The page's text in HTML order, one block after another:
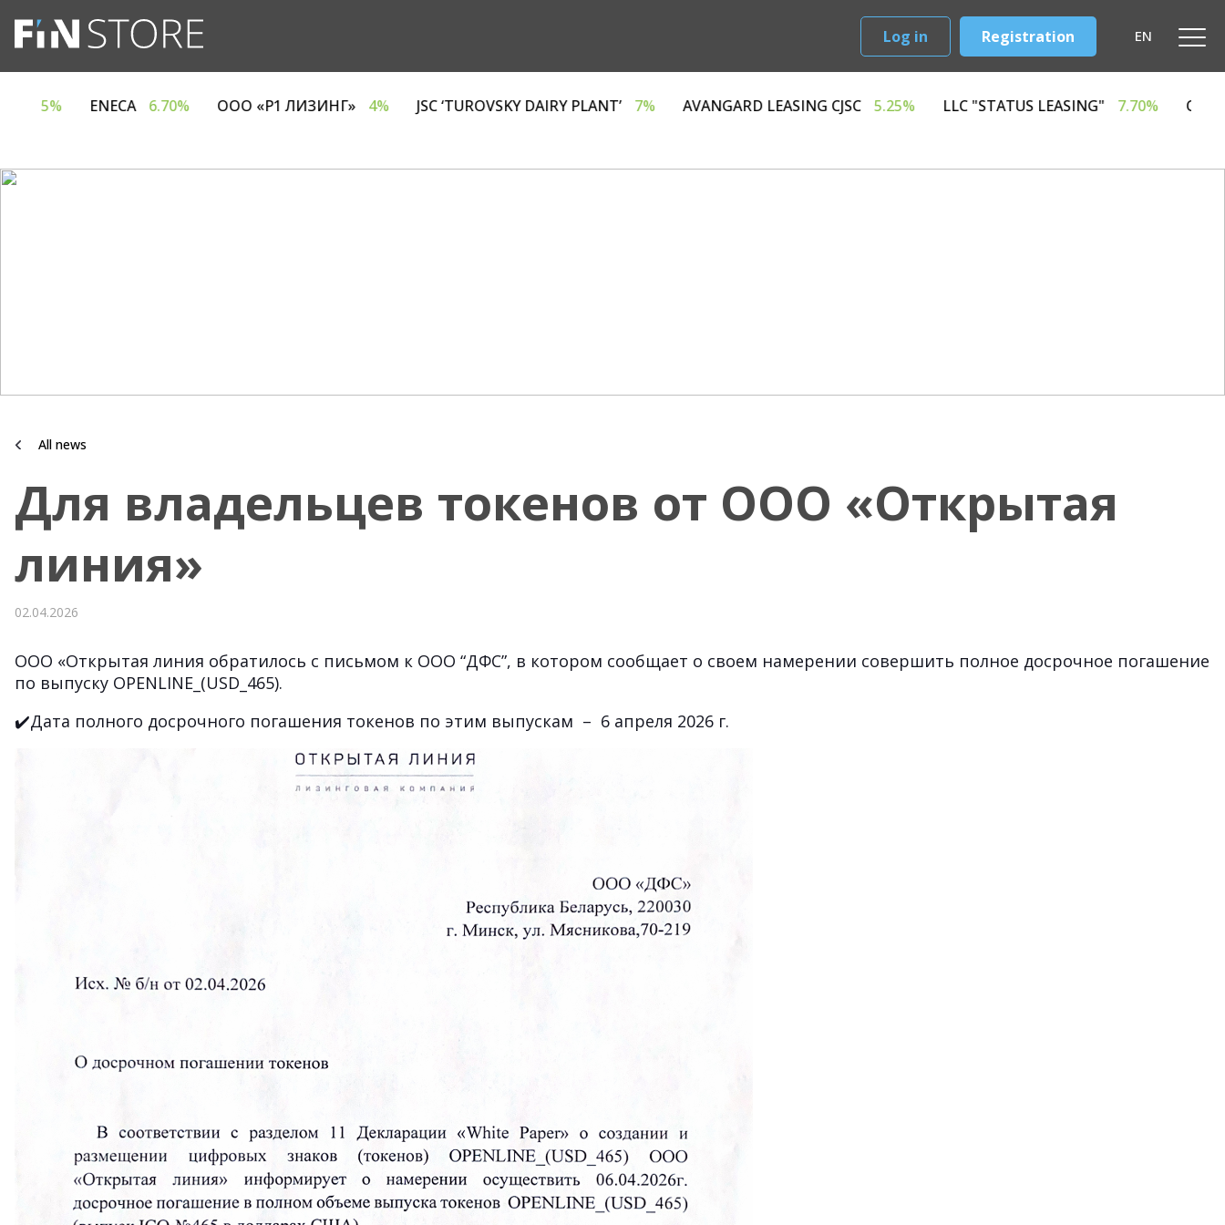
EN
Log in Registration
ЕВРОТАЙМ» 5% ENECA 6.70% ООО «Р1 ЛИЗИНГ» 4% JSC ‘TUROVSKY DAIRY PLANT’ 7% AVANGARD LEASING CJSC 5.25% LLC "STATUS LEASING"
All news
Для владельцев токенов от ООО «Открытая
линия»
02.04.2026
ООО «Открытая линия обратилось с письмом к ООО “ДФС”, в котором сообщает о своем намерении совершить полное досрочное погашение
по выпуску OPENLINE_(USD_465).
✔️Дата полного досрочного погашения токенов по этим выпускам – 6 апреля 2026 г.